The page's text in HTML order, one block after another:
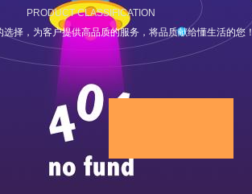
PRODUCT CLASSIFICATION
择，为客户提供高品质的服务，将品质献给懂生活的您！